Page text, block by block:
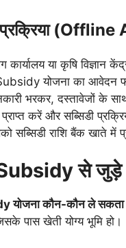
कार्यालय या कृषि विज्ञान
योजना का आवेदन
भरकर, दस्तावेजों के
करें और सब्सिडी
सब्सिडी राशि बैंक खाते में
से जुड़े
कौन-कौन ले सकता
पास खेती योग्य भूमि हो।